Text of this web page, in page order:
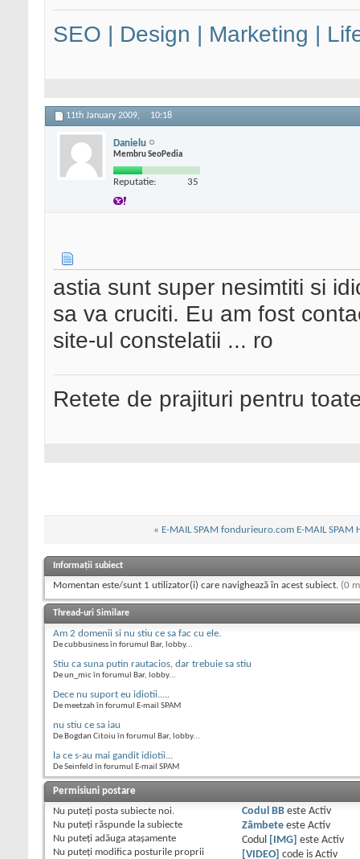
SEO | Design | Marketing |
11th January 2009, 10:18
Danielu
Membru SeoPedia
Reputatie: 35
astia sunt super nesimtiti si
sa va cruciti. Eu am fost
site-ul constelatii ... ro
Retete de prajituri pentru
« E-MAIL SPAM fondurieuro.com E-MAIL SPAM
Informații subiect
Momentan este/sunt 1 utilizator(i) care navighează în acest subiect. (0
Thread-uri Similare
Am 2 domenii si nu stiu ce sa fac cu ele.
De cubbusiness în forumul Bar, lobby...
Stiu ca suna putin rautacios, dar trebuie sa stiu
De un_mic în forumul Bar, lobby...
Dece nu suport eu idiotii.....
De meetzah în forumul E-mail SPAM
nu stiu ce sa iau
De Bogdan Citoiu în forumul Bar, lobby...
la ce s-au mai gandit idiotii...
De Seinfeld în forumul E-mail SPAM
Permisiuni postare
Nu puteţi posta subiecte noi.
Nu puteţi răspunde la subiecte
Nu puteţi adăuga ataşamente
Nu puteţi modifica posturile proprii
Codul BBeste Activ
Zâmbeteeste Activ
Codul
[IMG] este Activ
[VIDEO] code is Activ